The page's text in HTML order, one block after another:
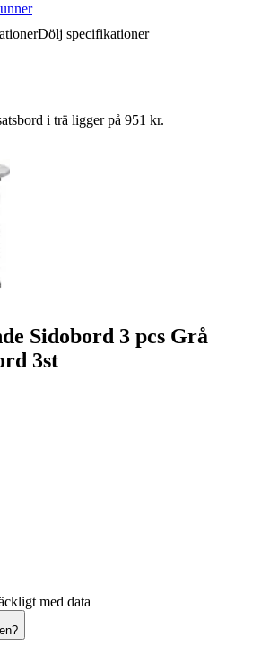
Dölj specifikationer
i trä ligger på 951 kr.
Sidobord 3 pcs Grå
3st
med data